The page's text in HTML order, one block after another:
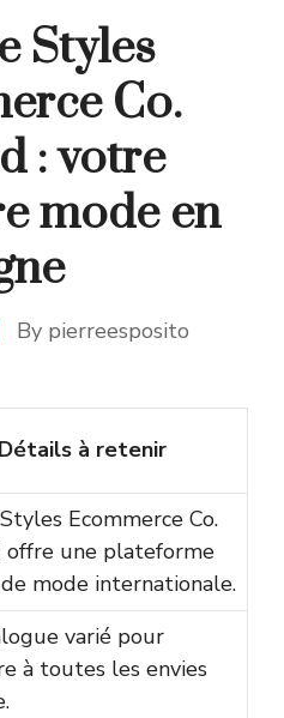
Styles
Co.
: votre
mode en
By pierreesposito
Détails à retenir
Ecommerce Co.
offre une plateforme
de mode internationale.
varié pour
à toutes les envies